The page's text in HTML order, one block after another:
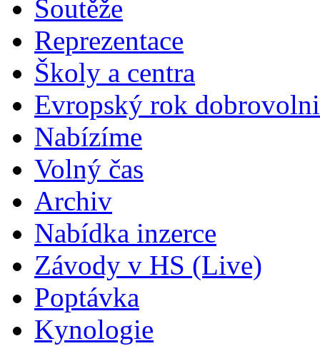
Soutěže
Reprezentace
Školy a centra
Evropský rok
Nabízíme
Volný čas
Archiv
Nabídka inzerce
Závody v HS (Live)
Poptávka
Kynologie